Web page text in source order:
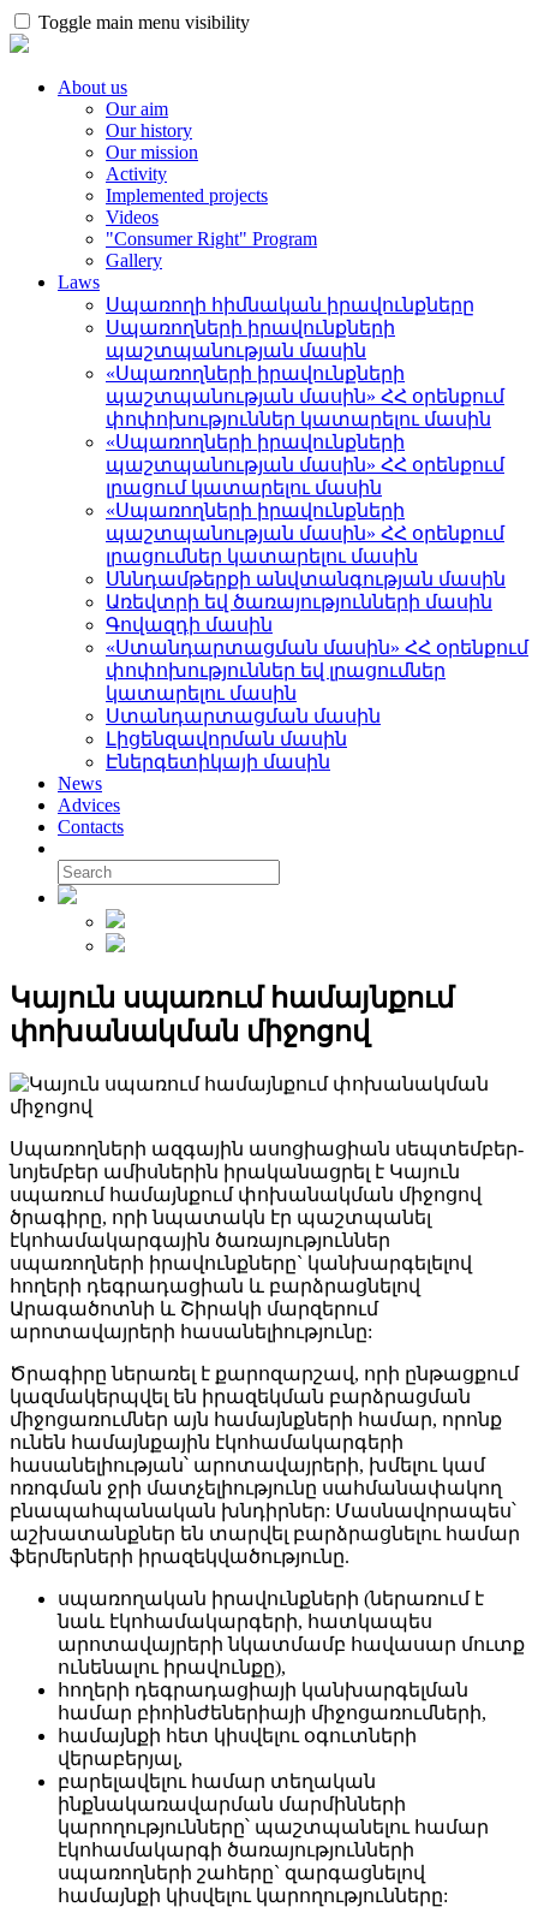
Toggle main menu visibility
About us
Our aim
Our history
Our mission
Activity
Implemented projects
Videos
"Consumer Right" Program
Gallery
Laws
Սպառողի հիմնական իրավունքները
Սպառողների իրավունքների
պաշտպանության մասին
«Սպառողների իրավունքների
պաշտպանության մասին» ՀՀ օրենքում
փոփոխություններ կատարելու մասին
«Սպառողների իրավունքների
պաշտպանության մասին» ՀՀ օրենքում
լրացում կատարելու մասին
«Սպառողների իրավունքների
պաշտպանության մասին» ՀՀ օրենքում
լրացումներ կատարելու մասին
Սննդամթերքի անվտանգության մասին
Առեվտրի եվ ծառայությունների մասին
Գովազդի մասին
«Ստանդարտացման մասին» ՀՀ օրենքում
փոփոխություններ եվ լրացումներ
կատարելու մասին
Ստանդարտացման մասին
Լիցենզավորման մասին
Էներգետիկայի մասին
News
Advices
Contacts
Կայուն սպառում համայնքում
փոխանակման միջոցով
Սպառողների ազգային ասոցիացիան սեպտեմբեր-
նոյեմբեր ամիսներին իրականացրել է Կայուն
սպառում համայնքում փոխանակման միջոցով
ծրագիրը, որի նպատակն էր պաշտպանել
էկոհամակարգային ծառայություններ
սպառողների իրավունքները` կանխարգելելով
հողերի դեգրադացիան և բարձրացնելով
Արագածոտնի և Շիրակի մարզերում
արոտավայրերի հասանելիությունը:
Ծրագիրը ներառել է քարոզարշավ, որի ընթացքում
կազմակերպվել են իրազեկման բարձրացման
միջոցառումներ այն համայնքների համար, որոնք
ունեն համայնքային էկոհամակարգերի
հասանելիության՝ արոտավայրերի, խմելու կամ
ոռոգման ջրի մատչելիությունը սահմանափակող
բնապահպանական խնդիրներ: Մասնավորապես՝
աշխատանքներ են տարվել բարձրացնելու համար
ֆերմերների իրազեկվածությունը.
սպառողական իրավունքների (ներառում է
նաև էկոհամակարգերի, հատկապես
արոտավայրերի նկատմամբ հավասար մուտք
ունենալու իրավունքը),
հողերի դեգրադացիայի կանխարգելման
համար բիոինժեներիայի միջոցառումների,
համայնքի հետ կիսվելու օգուտների
վերաբերյալ,
բարելավելու համար տեղական
ինքնակառավարման մարմինների
կարողությունները՝ պաշտպանելու համար
էկոհամակարգի ծառայությունների
սպառողների շահերը` զարգացնելով
համայնքի կիսվելու կարողությունները: